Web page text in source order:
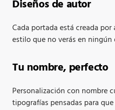
Diseños de autor
Cada portada está creada
estilo que no verás en
Tu nombre, perfecto
Personalización con nombre
tipografías pensadas para